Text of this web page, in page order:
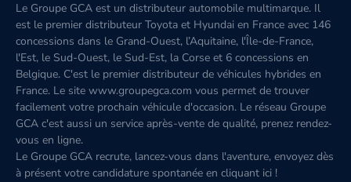
Le Groupe GCA est un distributeur automobile multimarque. Il
est le premier distributeur Toyota et Hyundai en France avec 146
concessions dans le Grand-Ouest, l’Aquitaine, l'Île-de-France,
l'Est, le Sud-Ouest, le Sud-Est, la Corse et 6 concessions en
Belgique. C'est le premier distributeur de véhicules hybrides en
France. Le site www.groupegca.com vous permet de trouver
facilement votre prochain véhicule d'occasion. Le réseau Groupe
GCA c'est aussi un service après-vente de qualité, prenez rendez-
vous en ligne.
Le Groupe GCA recrute, lancez-vous dans l'aventure, envoyez dès
à présent votre candidature spontanée en cliquant ici !